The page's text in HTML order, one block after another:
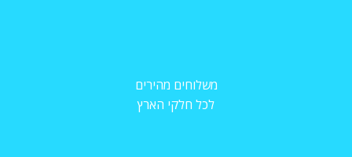
משלוחים מהירים
לכל חלקי הארץ